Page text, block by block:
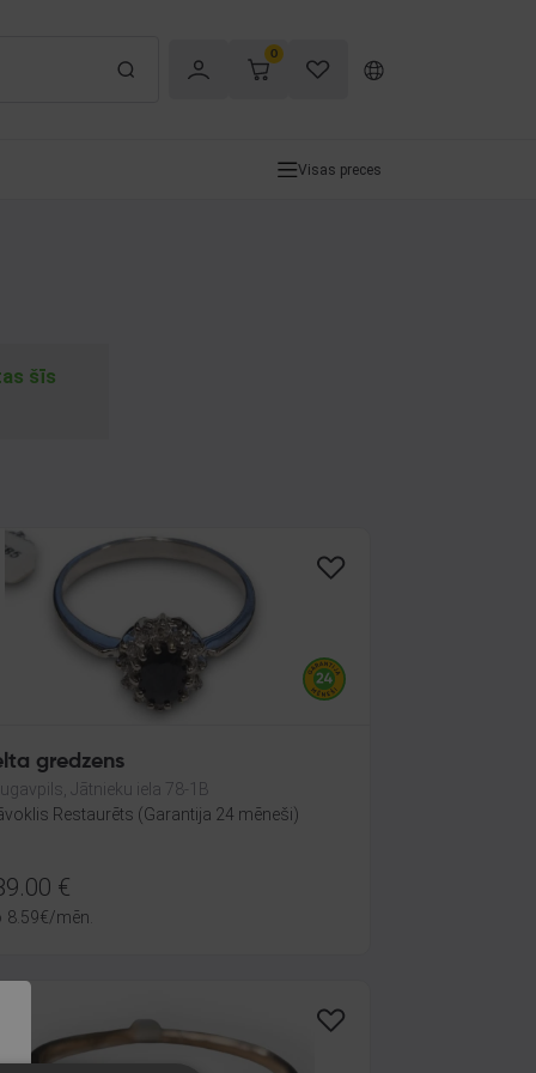
0
Visas preces
šīs
gredzens
Jātnieku iela 78-1B
Restaurēts (Garantija 24 mēneši)
€
8.59€/mēn.